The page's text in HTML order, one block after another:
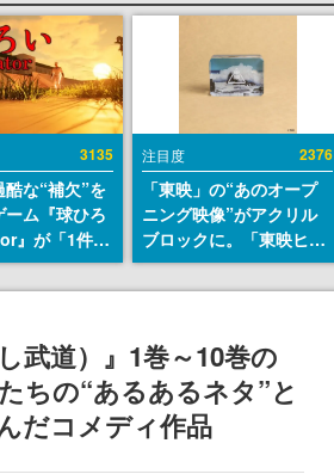
3135
な“補欠”を
ム『球ひろ
』が「1件」
ュリストをも
語に対応し
』開発元やチ
野球選手から
注目度 2376
「東映」の“あのオープ
ニング映像”がアクリル
ブロックに。「東映ヒス
トリカル グッズコレクシ
ョン」が8月下旬より発
武道）』1巻～10巻の
ちの“あるあるネタ”と
だコメディ作品